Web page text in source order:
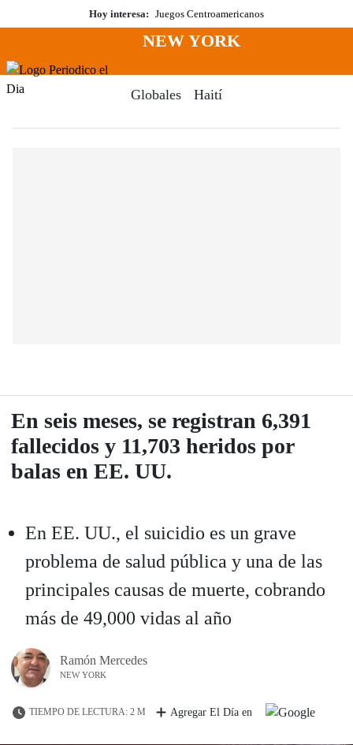
al
Hoy interesa: Juegos Centroamericanos
Menú
NEW YORK
Globales Haití
En seis meses, se registran 6,391
fallecidos y 11,703 heridos por
balas en EE. UU.
En EE. UU., el suicidio es un grave
problema de salud pública y una de las
principales causas de muerte, cobrando
más de 49,000 vidas al año
Ramón Mercedes
NEW YORK
TIEMPO DE LECTURA: 2 M Agregar El Día en